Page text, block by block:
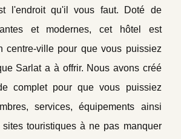
l'endroit qu'il vous faut. Doté de
et modernes, cet hôtel est
centre-ville pour que vous puissiez
Sarlat a à offrir. Nous avons créé
complet pour que vous puissiez
services, équipements ainsi
touristiques à ne pas manquer